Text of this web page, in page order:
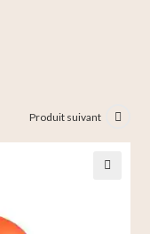
Produit suivant